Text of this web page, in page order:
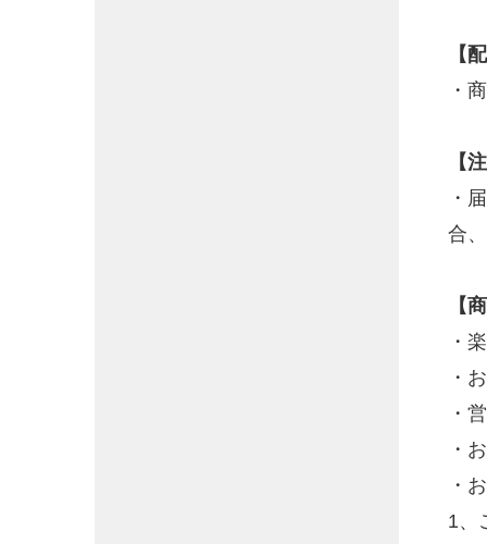
【
・
【
・
合
【
・
・
・
・
・
1、